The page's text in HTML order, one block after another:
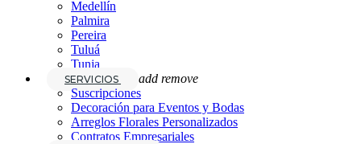
Medellín
Palmira
Pereira
Tuluá
Tunja
SERVICIOS addremove
Suscripciones
Decoración para Eventos y Bodas
Arreglos Florales Personalizados
Contratos Empresariales